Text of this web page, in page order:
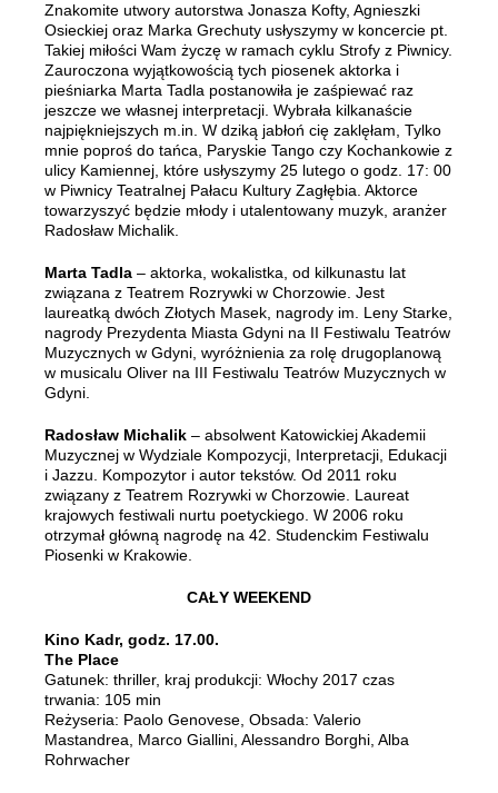
Znakomite utwory autorstwa Jonasza Kofty, Agnieszki
Osieckiej oraz Marka Grechuty usłyszymy w koncercie pt.
Takiej miłości Wam życzę w ramach cyklu Strofy z Piwnicy.
Zauroczona wyjątkowością tych piosenek aktorka i
pieśniarka Marta Tadla postanowiła je zaśpiewać raz
jeszcze we własnej interpretacji. Wybrała kilkanaście
najpiękniejszych m.in. W dziką jabłoń cię zaklęłam, Tylko
mnie poproś do tańca, Paryskie Tango czy Kochankowie z
ulicy Kamiennej, które usłyszymy 25 lutego o godz. 17: 00
w Piwnicy Teatralnej Pałacu Kultury Zagłębia. Aktorce
towarzyszyć będzie młody i utalentowany muzyk, aranżer
Radosław Michalik.
Marta Tadla – aktorka, wokalistka, od kilkunastu lat
związana z Teatrem Rozrywki w Chorzowie. Jest
laureatką dwóch Złotych Masek, nagrody im. Leny Starke,
nagrody Prezydenta Miasta Gdyni na II Festiwalu Teatrów
Muzycznych w Gdyni, wyróżnienia za rolę drugoplanową
w musicalu Oliver na III Festiwalu Teatrów Muzycznych w
Gdyni.
Radosław Michalik – absolwent Katowickiej Akademii
Muzycznej w Wydziale Kompozycji, Interpretacji, Edukacji
i Jazzu. Kompozytor i autor tekstów. Od 2011 roku
związany z Teatrem Rozrywki w Chorzowie. Laureat
krajowych festiwali nurtu poetyckiego. W 2006 roku
otrzymał główną nagrodę na 42. Studenckim Festiwalu
Piosenki w Krakowie.
CAŁY WEEKEND
Kino Kadr, godz. 17.00.
The Place
Gatunek: thriller, kraj produkcji: Włochy 2017 czas
trwania: 105 min
Reżyseria: Paolo Genovese, Obsada: Valerio
Mastandrea, Marco Giallini, Alessandro Borghi, Alba
Rohrwacher